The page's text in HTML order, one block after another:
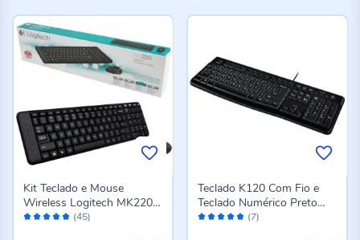
Avaliação: (45)
Kit Teclado e Mouse
Wireless Logitech MK220 -
DIVERSOS
Avaliação: (7)
Teclado K120 Com Fio e
Teclado Numérico Preto
Logitech - Preto